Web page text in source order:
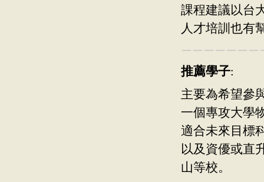
課程建議以台
人才培訓也有
推薦學子:
主要為希望參
一個專攻大學
適合未來目標
以及資優或直
山等校。